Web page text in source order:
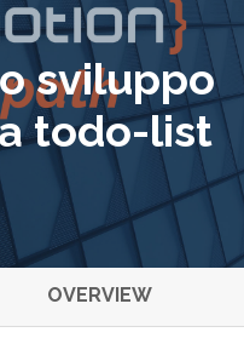
sviluppo
todo-list
OVERVIEW